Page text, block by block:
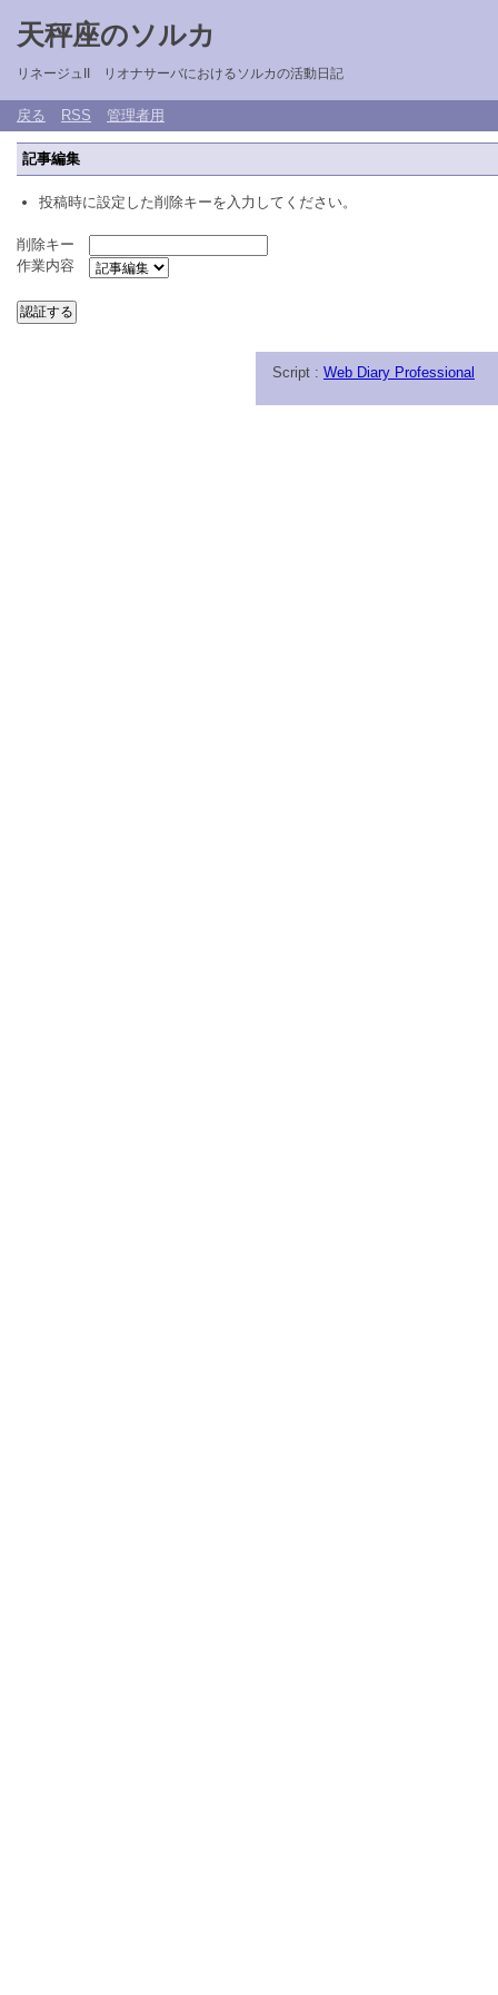
天秤座のソルカ
リネージュII リオナサーバにおけるソルカの活動日記
戻る RSS 管理者用
記事編集
投稿時に設定した削除キーを入力してください。
削除キー
作業内容
Script : Web Diary Professional